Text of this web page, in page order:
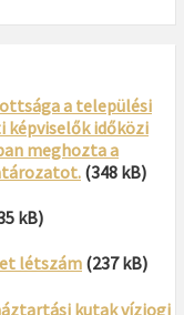
a települési
képviselők időközi
meghozta a
(348 kB)
kB)
létszám(237 kB)
kutak vízjogi